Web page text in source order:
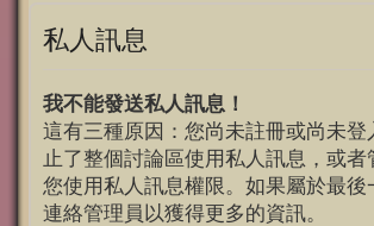
私人訊息
我不能發送私人訊息！
這有三種原因：您尚未註冊或尚未登
止了整個討論區使用私人訊息，或者
您使用私人訊息權限。如果屬於最後
連絡管理員以獲得更多的資訊。